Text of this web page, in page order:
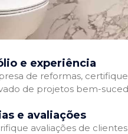
e experiência
de reformas,
de projetos bem-
e avaliações
avaliações de